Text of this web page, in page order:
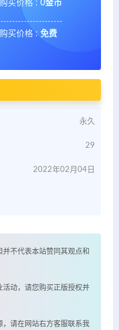
买价格 : 0金币
买价格 : 免费
永久
29
2022年02月04日
不代表本站赞同其观点和
活动，请您购买正版授权并
，请在网站右方客服联系我